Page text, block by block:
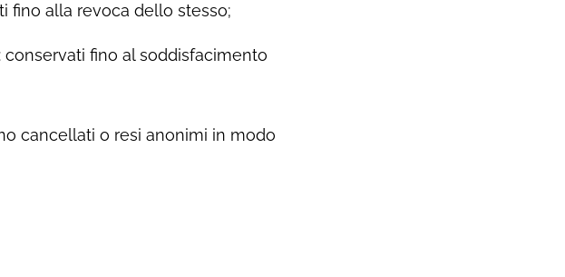
fino alla revoca dello stesso;
fino al soddisfacimento
cancellati o resi anonimi in modo